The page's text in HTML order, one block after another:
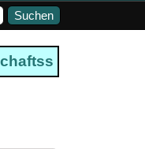
2026